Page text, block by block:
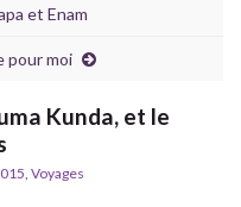
et Enam
pour moi
Kunda, et le
, Voyages